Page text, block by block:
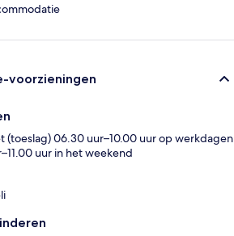
voorzieningen
06.30 uur–10.00 uur op werkdagen
uur in het weekend